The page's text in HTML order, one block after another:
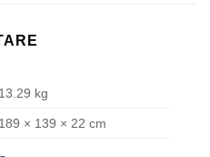
13.29 kg
189 × 139 × 22 cm